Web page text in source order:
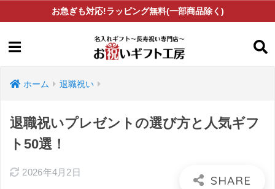
お急ぎも対応!ラッピング無料(一部商品除く)
ホーム 退職祝い
退職祝いプレゼントの選び方と人気ギフ
ト50選！
2026年4月2日